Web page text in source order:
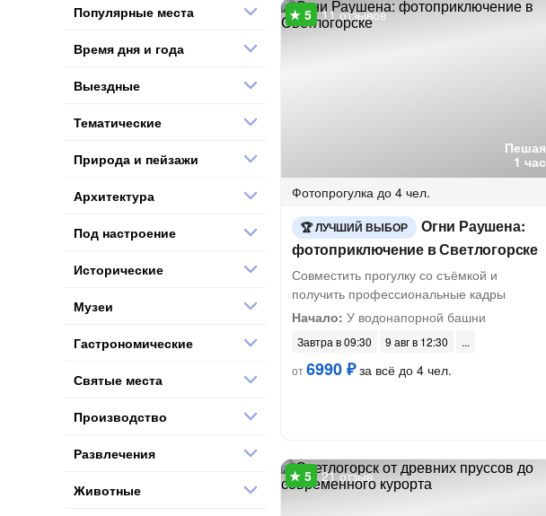
Пешая
1 час
11 отзывов
Фотопрогулка до 4 чел.
ЛУЧШИЙ ВЫБОР
Огни Раушена:
фотоприключение в Светлогорске
Совместить прогулку со съёмкой и
получить профессиональные кадры
Начало: У водонапорной башни
Завтра в 09:30
9 авг в 12:30
от6990 ₽за всё до 4 чел.
21 отзыв
Популярные места
Время дня и года
Выездные
Тематические
Природа и пейзажи
Архитектура
Под настроение
Исторические
Музеи
Гастрономические
Святые места
Производство
Развлечения
Животные